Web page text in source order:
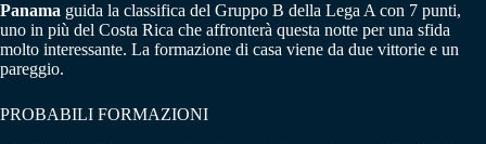
Panama guida la classifica del Gruppo B della Lega A con 7 punti,
uno in più del Costa Rica che affronterà questa notte per una sfida
molto interessante. La formazione di casa viene da due vittorie e un
pareggio.
PROBABILI FORMAZIONI